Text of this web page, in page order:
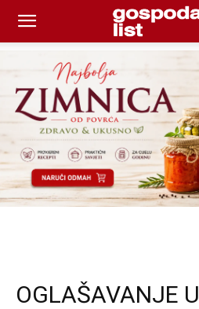
OGLAŠAVANJE U